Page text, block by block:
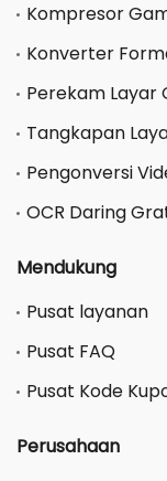
Kompresor
Konverter
Perekam Layar
Tangkapan
Pengonversi
OCR Daring
Mendukung
Pusat layanan
Pusat FAQ
Pusat Kode
Perusahaan